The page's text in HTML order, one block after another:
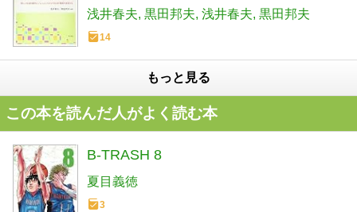
ン」とこれからの社会的養護を展望す
る
浅井春夫 黒田邦夫 浅井春夫 黒田邦夫
14
もっと見る
この本を読んだ人がよく読む本
B-TRASH 8
夏目義徳
3